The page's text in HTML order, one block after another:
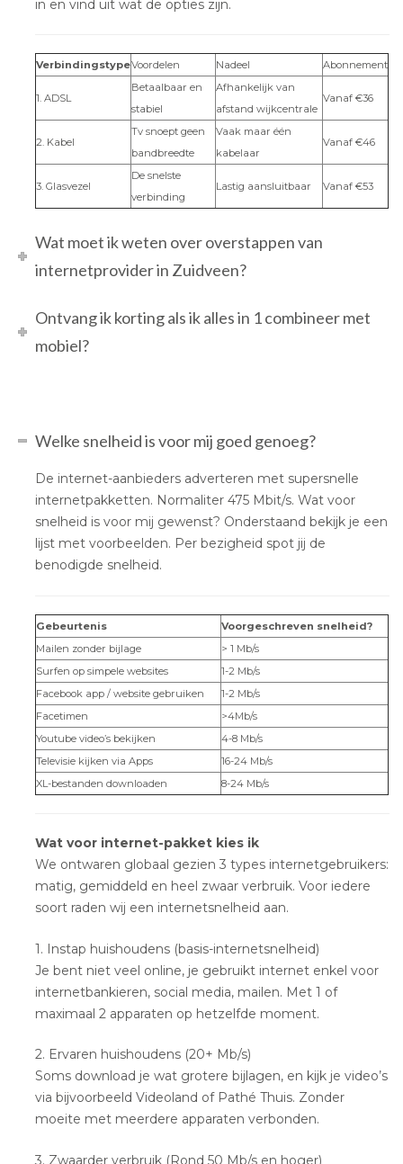
in en vind uit wat de opties zijn.
VerbindingstypeVoordelen Nadeel Abonnement
1. ADSL
Betaalbaar en
stabiel
Afhankelijk van
afstand wijkcentrale
Vanaf €36
2. Kabel
Tv snoept geen
bandbreedte
Vaak maar één
kabelaar
Vanaf €46
3. Glasvezel
De snelste
verbinding
Lastig aansluitbaar Vanaf €53
Wat moet ik weten over overstappen van
internetprovider in Zuidveen?
Ontvang ik korting als ik alles in 1 combineer met
mobiel?
Welke snelheid is voor mij goed genoeg?
De internet-aanbieders adverteren met supersnelle
internetpakketten. Normaliter 475 Mbit/s. Wat voor
snelheid is voor mij gewenst? Onderstaand bekijk je een
lijst met voorbeelden. Per bezigheid spot jij de
benodigde snelheid.
Gebeurtenis
Voorgeschreven snelheid?
Mailen zonder bijlage
> 1 Mb/s
Surfen op simpele websites
1-2 Mb/s
Facebook app / website gebruiken
1-2 Mb/s
Facetimen
>4Mb/s
Youtube video’s bekijken
4-8 Mb/s
Televisie kijken via Apps
16-24 Mb/s
XL-bestanden downloaden
8-24 Mb/s
Wat voor internet-pakket kies ik
We ontwaren globaal gezien 3 types internetgebruikers:
matig, gemiddeld en heel zwaar verbruik. Voor iedere
soort raden wij een internetsnelheid aan.
1. Instap huishoudens (basis-internetsnelheid)
Je bent niet veel online, je gebruikt internet enkel voor
internetbankieren, social media, mailen. Met 1 of
maximaal 2 apparaten op hetzelfde moment.
2. Ervaren huishoudens (20+ Mb/s)
Soms download je wat grotere bijlagen, en kijk je video’s
via bijvoorbeeld Videoland of Pathé Thuis. Zonder
moeite met meerdere apparaten verbonden.
3. Zwaarder verbruik (Rond 50 Mb/s en hoger)